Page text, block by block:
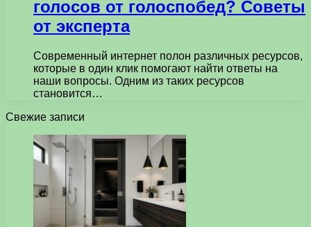
голосов от голоспобед? Советы
от эксперта
Современный интернет полон различных ресурсов,
которые в один клик помогают найти ответы на
наши вопросы. Одним из таких ресурсов
становится…
Свежие записи